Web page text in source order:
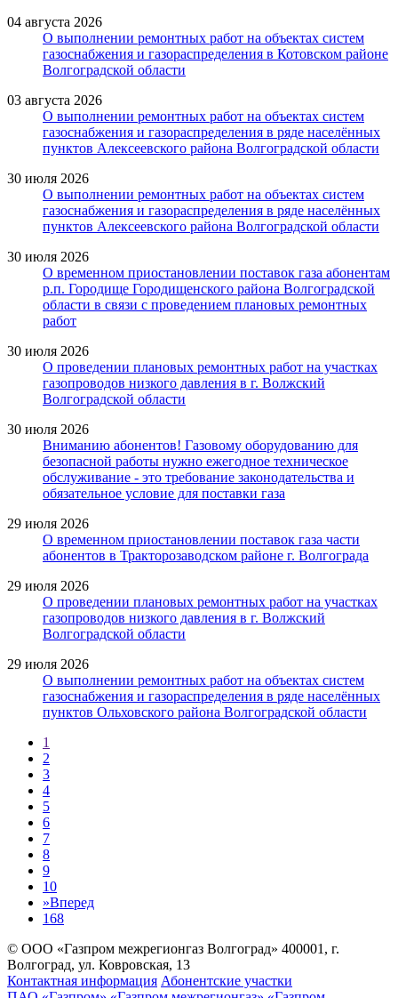
04 августа 2026
О выполнении ремонтных работ на объектах систем
газоснабжения и газораспределения в Котовском районе
Волгоградской области
03 августа 2026
О выполнении ремонтных работ на объектах систем
газоснабжения и газораспределения в ряде населённых
пунктов Алексеевского района Волгоградской области
30 июля 2026
О выполнении ремонтных работ на объектах систем
газоснабжения и газораспределения в ряде населённых
пунктов Алексеевского района Волгоградской области
30 июля 2026
О временном приостановлении поставок газа абонентам
р.п. Городище Городищенского района Волгоградской
области в связи с проведением плановых ремонтных
работ
30 июля 2026
О проведении плановых ремонтных работ на участках
газопроводов низкого давления в г. Волжский
Волгоградской области
30 июля 2026
Вниманию абонентов! Газовому оборудованию для
безопасной работы нужно ежегодное техническое
обслуживание - это требование законодательства и
обязательное условие для поставки газа
29 июля 2026
О временном приостановлении поставок газа части
абонентов в Тракторозаводском районе г. Волгограда
29 июля 2026
О проведении плановых ремонтных работ на участках
газопроводов низкого давления в г. Волжский
Волгоградской области
29 июля 2026
О выполнении ремонтных работ на объектах систем
газоснабжения и газораспределения в ряде населённых
пунктов Ольховского района Волгоградской области
1
2
3
4
5
6
7
8
9
10
»Вперед
168
© ООО «Газпром межрегионгаз Волгоград» 400001, г.
Волгоград, ул. Ковровская, 13
Контактная информация Абонентские участки